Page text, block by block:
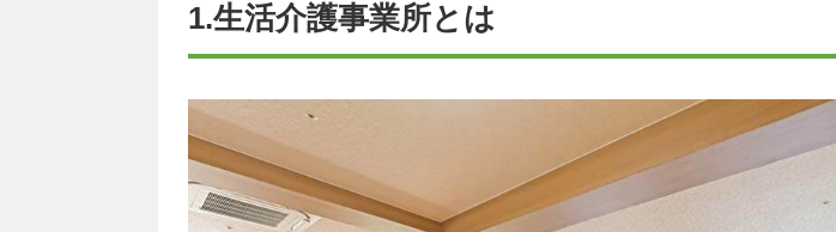
1.生活介護事業所とは